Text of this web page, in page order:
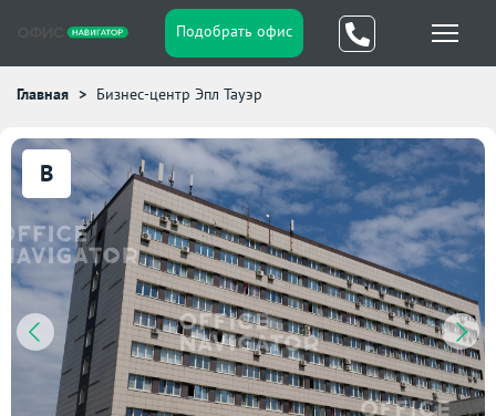
Подобрать офис
Главная Бизнес-центр Эпл Тауэр
B